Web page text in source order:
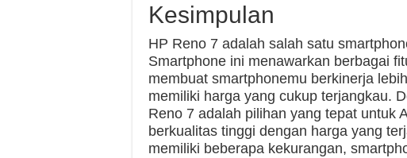
Kesimpulan
HP Reno 7 adalah salah satu
Smartphone ini menawarkan berbagai
membuat smartphonemu berkinerja
memiliki harga yang cukup terjangkau.
Reno 7 adalah pilihan yang tepat untuk
berkualitas tinggi dengan harga yang
memiliki beberapa kekurangan,